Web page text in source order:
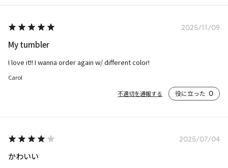
2025/11/09
My tumbler
I love it!! I wanna order again w/ different color!
Carol
不適切を通報する 役に立った 0
2025/07/04
かわいい